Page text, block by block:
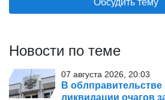
Обсудить тему
Новости по теме
07 августа 2026, 20:03
В
ликвидации очагов